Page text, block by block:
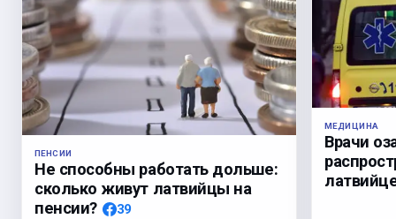
ПЕНСИИ
Не способны работать дольше:
сколько живут латвийцы на
пенсии?
39
МЕДИЦИНА
Врачи